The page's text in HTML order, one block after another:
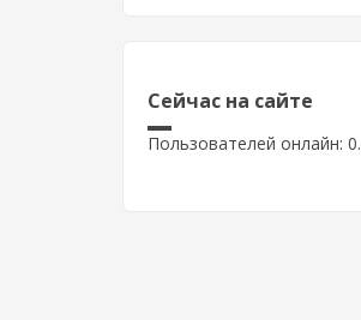
Сейчас на сайте
Пользователей онлайн: 0.